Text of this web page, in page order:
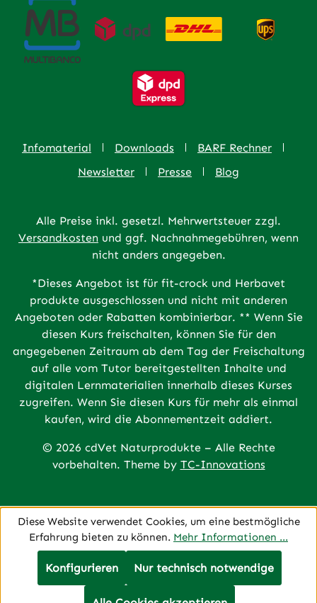
Infomaterial Downloads
BARF Rechner
Newsletter
Presse Blog
Alle Preise inkl. gesetzl. Mehrwertsteuer zzgl.
Versandkosten und ggf. Nachnahmegebühren, wenn
nicht anders angegeben.
*Dieses Angebot ist für fit-crock und Herbavet
produkte ausgeschlossen und nicht mit anderen
Angeboten oder Rabatten kombinierbar. ** Wenn Sie
diesen Kurs freischalten, können Sie für den
angegebenen Zeitraum ab dem Tag der Freischaltung
auf alle vom Tutor bereitgestellten Inhalte und
digitalen Lernmaterialien innerhalb dieses Kurses
zugreifen. Wenn Sie diesen Kurs für mehr als einmal
kaufen, wird die Abonnementzeit addiert.
© 2026 cdVet Naturprodukte – Alle Rechte
vorbehalten. Theme by TC-Innovations
Diese Website verwendet Cookies, um eine bestmögliche
Erfahrung bieten zu können. Mehr Informationen ...
Nur technisch notwendige
Konfigurieren